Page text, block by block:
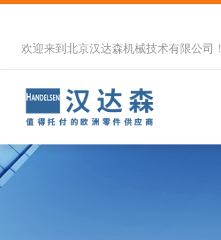
欢迎来到北京汉达森机械技术有限公司！